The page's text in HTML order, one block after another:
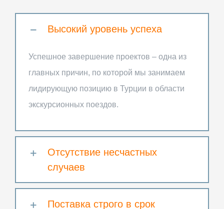
Высокий уровень успеха
Успешное завершение проектов – одна из
главных причин, по которой мы занимаем
лидирующую позицию в Турции в области
экскурсионных поездов.
Отсутствие несчастных
случаев
Поставка строго в срок